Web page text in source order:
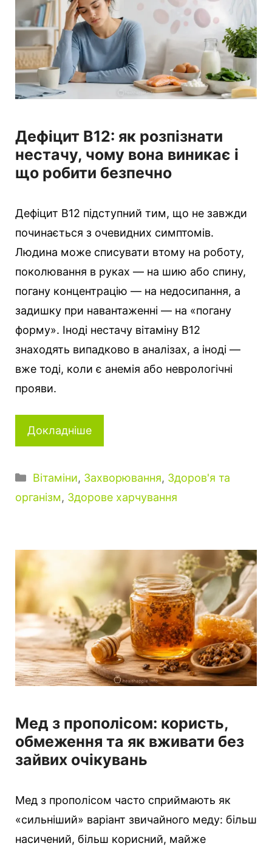
Дефіцит B12: як розпізнати
нестачу, чому вона виникає і
що робити безпечно
Дефіцит B12 підступний тим, що не завжди
починається з очевидних симптомів.
Людина може списувати втому на роботу,
поколювання в руках — на шию або спину,
погану концентрацію — на недосипання, а
задишку при навантаженні — на «погану
форму». Іноді нестачу вітаміну B12
знаходять випадково в аналізах, а іноді —
вже тоді, коли є анемія або неврологічні
прояви.
Докладніше
Категорії
Вітаміни, Захворювання, Здоров'я та
організм, Здорове харчування
Мед з прополісом: користь,
обмеження та як вживати без
зайвих очікувань
Мед з прополісом часто сприймають як
«сильніший» варіант звичайного меду: більш
насичений, більш корисний, майже